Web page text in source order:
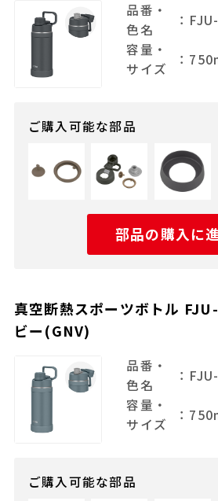
品番・
色名
：
容量・
サイズ
：
ご購入可能な部品
部品の購入に
真空断熱スポーツボトル
ビー(GNV)
品番・
色名
：
容量・
サイズ
：
ご購入可能な部品